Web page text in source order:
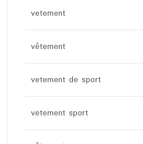
vetement
vêtement
vetement de sport
vetement sport